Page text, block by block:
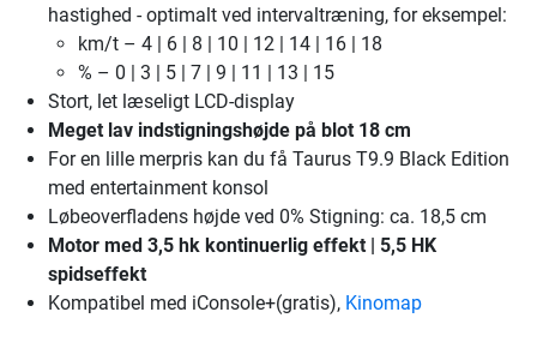
hastighed - optimalt ved intervaltræning, for eksempel:
km/t – 4 | 6 | 8 | 10 | 12 | 14 | 16 | 18
% – 0 | 3 | 5 | 7 | 9 | 11 | 13 | 15
Stort, let læseligt LCD-display
Meget lav indstigningshøjde på blot 18 cm
For en lille merpris kan du få Taurus T9.9 Black Edition
med entertainment konsol
Løbeoverfladens højde ved 0% Stigning: ca. 18,5 cm
Motor med 3,5 hk kontinuerlig effekt | 5,5 HK
spidseffekt
Kompatibel med iConsole+(gratis), Kinomap